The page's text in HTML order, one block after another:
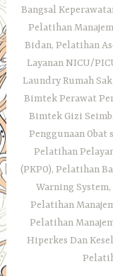
Bangsal
Pelatihan
Bidan, Pelatihan
Layanan NICU/
Laundry Rumah
Bimtek Perawat
Bimtek Gizi
Penggunaan Obat
Pelatihan
(PKPO), Pelatihan
Warning
Pelatihan
Pelatihan
Hiperkes Dan